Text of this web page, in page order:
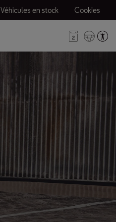
Véhicules en stock Cookies